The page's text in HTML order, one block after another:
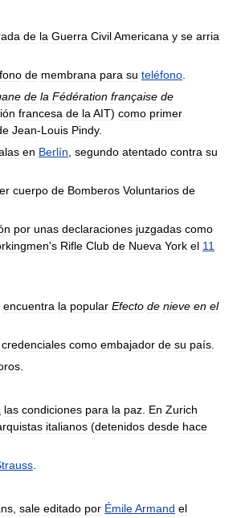
de la Guerra CivilAmericana y se arria
de membrana para su teléfono
de la Fédération française de
francesa de la AIT) como primer
Jean-Louis Pindy.
en Berlín segundo atentado contra su
cuerpo de Bomberos Voluntarios de
por unas declaraciones juzgadas como
's Rifle Club de Nueva York el 11
encuentra la popular Efecto de nieve en el
credenciales como embajador de su país
las condiciones para la paz En Zurich
italianos (detenidos desde hace
sale editado por ÉmileArmand el